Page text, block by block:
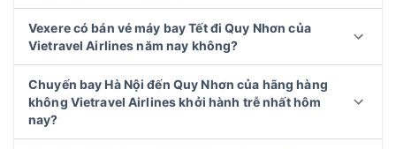
Vexere có bán vé máy bay Tết đi Quy Nhơn của
Vietravel Airlines năm nay không?
Chuyến bay Hà Nội đến Quy Nhơn của hãng hàng
không Vietravel Airlines khởi hành trễ nhất hôm
nay?